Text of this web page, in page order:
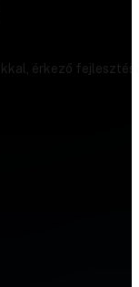
érkező